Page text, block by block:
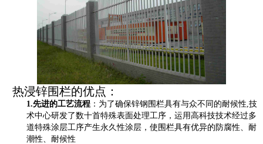
热浸锌围栏的优点：
1.先进的工艺流程： 为了确保锌钢围栏具有与众不同的耐候性 技
术中心研发了数十首特殊表面处理工序，运用高科技技术经过多
道特殊涂层工序产生永久性涂层，使围栏具有优异的防腐性、耐
潮性、耐候性